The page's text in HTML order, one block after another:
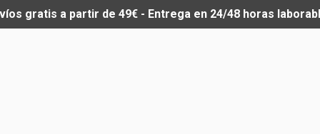
gratis a partir de 49€ - Entrega en 24/48 horas